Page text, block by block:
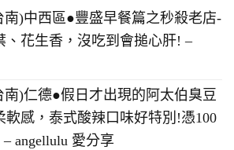
南)中西區●豐盛早餐篇之秒殺老店-
、花生香，沒吃到會搥心肝! –
南)仁德●假日才出現的阿太伯臭豆
軟感，泰式酸辣口味好特別!憑100
angellulu 愛分享